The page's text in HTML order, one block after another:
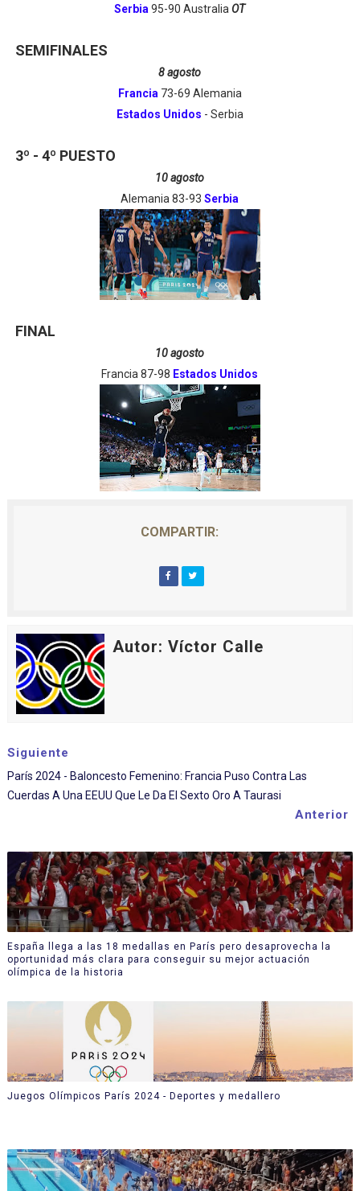
Serbia 95-90Australia OT
SEMIFINALES
8 agosto
Francia 73-69 Alemania
Estados Unidos - Serbia
3º - 4º PUESTO
10 agosto
Alemania 83-93Serbia
FINAL
10 agosto
Francia 87-98 Estados Unidos
COMPARTIR:
Autor: Víctor Calle
Siguiente
París 2024 - Baloncesto Femenino: Francia Puso Contra Las
Cuerdas A Una EEUU Que Le Da El Sexto Oro A Taurasi
Anterior
España llega a las 18 medallas en París pero desaprovecha la
oportunidad más clara para conseguir su mejor actuación
olímpica de la historia
Juegos Olímpicos París 2024 - Deportes y medallero